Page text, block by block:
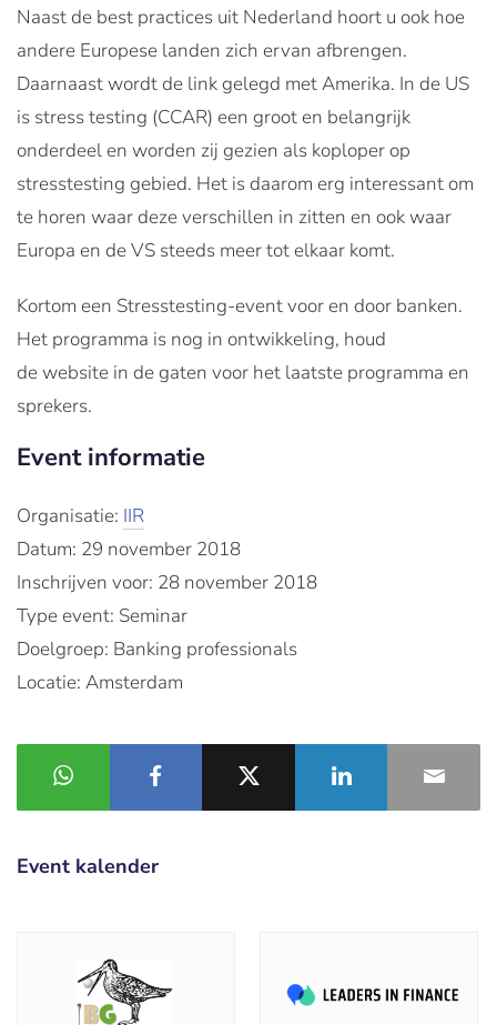
Naast de best practices uit Nederland hoort u ook hoe
andere Europese landen zich ervan afbrengen.
Daarnaast wordt de link gelegd met Amerika. In de US
is stress testing (CCAR) een groot en belangrijk
onderdeel en worden zij gezien als koploper op
stresstesting gebied. Het is daarom erg interessant om
te horen waar deze verschillen in zitten en ook waar
Europa en de VS steeds meer tot elkaar komt.
Kortom een Stresstesting-event voor en door banken.
Het programma is nog in ontwikkeling, houd
de website in de gaten voor het laatste programma en
sprekers.
Event informatie
Organisatie: IIR
Datum: 29 november 2018
Inschrijven voor: 28 november 2018
Type event: Seminar
Doelgroep: Banking professionals
Locatie: Amsterdam
Event kalender